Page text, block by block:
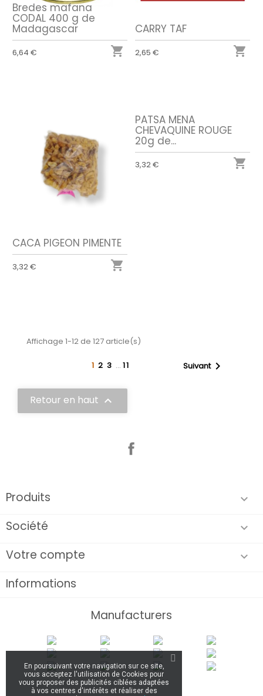
Bredes mafana
CODAL 400 g de
Madagascar
6,64 € 
CARRY TAF
2,65 € 
CACA PIGEON PIMENTE
3,32 € 
PATSA MENA
CHEVAQUINE ROUGE
20g de...
3,32 € 
Affichage 1-12 de 127 article(s)
1 2 3 … 11 Suivant
Retour en haut 
Produits 
Société 
Votre compte 
Informations
Manufacturers
En poursuivant votre navigation sur ce site,
vous acceptez l'utilisation de Cookies pour
vous proposer des publicités ciblées adaptées
à vos centres d'intérêts et réaliser des